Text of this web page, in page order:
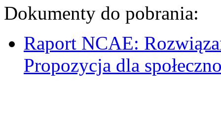
Dokumenty do pobrania:
Raport NCAE:
Propozycja dla